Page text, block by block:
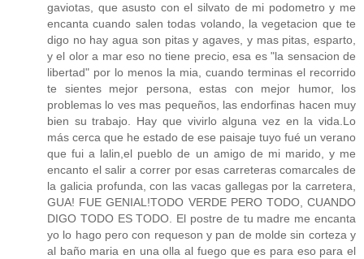
gaviotas, que asusto con el silvato de mi podometro y me
encanta cuando salen todas volando, la vegetacion que te
digo no hay agua son pitas y agaves, y mas pitas, esparto,
y el olor a mar eso no tiene precio, esa es "la sensacion de
libertad" por lo menos la mia, cuando terminas el recorrido
te sientes mejor persona, estas con mejor humor, los
problemas lo ves mas pequeños, las endorfinas hacen muy
bien su trabajo. Hay que vivirlo alguna vez en la vida.Lo
más cerca que he estado de ese paisaje tuyo fué un verano
que fui a lalin,el pueblo de un amigo de mi marido, y me
encanto el salir a correr por esas carreteras comarcales de
la galicia profunda, con las vacas gallegas por la carretera,
GUA! FUE GENIAL!TODO VERDE PERO TODO, CUANDO
DIGO TODO ES TODO. El postre de tu madre me encanta
yo lo hago pero con requeson y pan de molde sin corteza y
al baño maria en una olla al fuego que es para eso para el